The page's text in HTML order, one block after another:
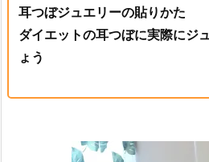
耳つぼジュエリーの貼りかた
ダイエットの耳つぼに実際にジ
ょう